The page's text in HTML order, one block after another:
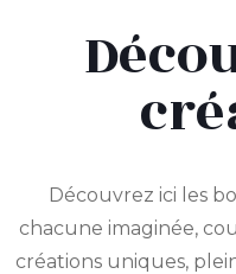
Découvrez ici les
chacune imaginée,
créations uniques,